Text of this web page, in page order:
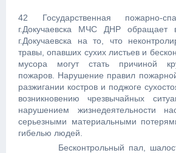
42 Государственная пожарно-
г.Докучаевска МЧС ДНР обращает
г.Докучаевска на то, что
травы, опавших сухих листьев и
мусора могут стать причиной
пожаров. Нарушение правил
разжигании костров и поджоге
возникновению чрезвычайных
нарушением жизнедеятельности
серьезными материальными
гибелью людей.
Бесконтрольный пал, шалость